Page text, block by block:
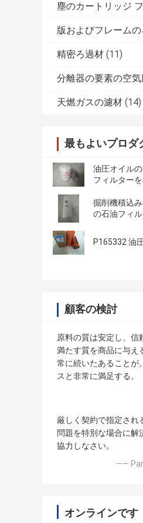
塵のカートリッジ
版およびフレームの
精密ろ過材 (11)
分離器の要素の空
天燃ガスの濾材 (14)
最もよいプロダ
油圧オイル
フィルター
掘削機積込
の石油フィ
P165332 油
顧客の検討
原料の質は安定し、信
満たす質を商品に与え
常に続いたあることが
スと非常に満足する。
厳しく契約で指定され
問題を特別な場合に解
協力しなさい。
——
オンラインです